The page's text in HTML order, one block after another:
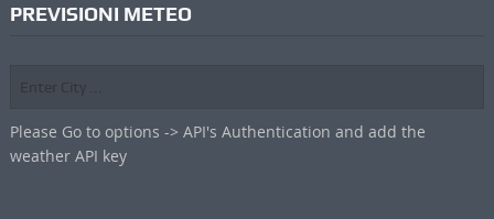
PREVISIONI METEO
Please Go to options -> API's Authentication and add the
weather API key